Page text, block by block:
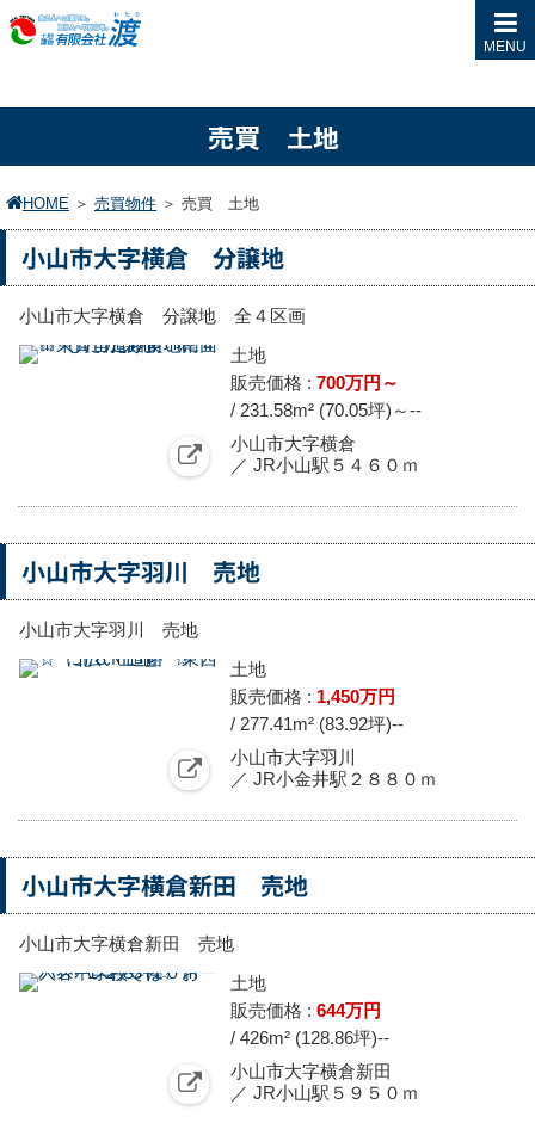
MENU
売買 土地
HOME ＞ 売買物件 ＞ 売買 土地
小山市大字横倉 分譲地
小山市大字横倉 分譲地 全４区画
土地
販売価格 : 700万円～
/ 231.58m² (70.05坪)～--
小山市大字横倉
／ JR小山駅５４６０ｍ
小山市大字羽川 売地
小山市大字羽川 売地
土地
販売価格 : 1,450万円
/ 277.41m² (83.92坪)--
小山市大字羽川
／ JR小金井駅２８８０ｍ
小山市大字横倉新田 売地
小山市大字横倉新田 売地
土地
販売価格 : 644万円
/ 426m² (128.86坪)--
小山市大字横倉新田
／ JR小山駅５９５０ｍ